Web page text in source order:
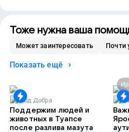
Тоже нужна ваша
Может заинтересовать Почти
Показать ещё
Код Добра
Поддержим людей и
животных в Туапсе
после разлива мазута